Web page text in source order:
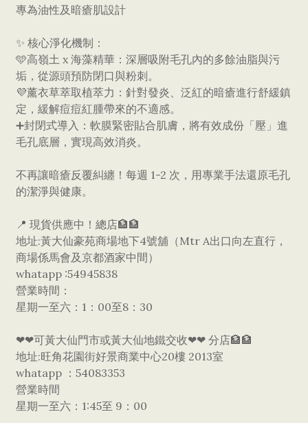
專為油性及暗瘡肌設計
​✨ 核心淨化機制：
🩵​高嶺土 x 海藻精華：深層吸附毛孔內的多餘油脂與污
垢，從源頭預防閉口與粉刺。
💜​薰衣草萃取植萃力：針對發炎、泛紅的暗瘡進行舒緩鎮
定，緩解痘痘紅腫帶來的不適感。
➕​封閉式導入：軟膜緊密貼合肌膚，將有效成份「壓」進
毛孔底層，實現高效消炎。
​不再讓暗瘡反覆糾纏！每週 1-2 次，用專業手法還原毛孔
的潔淨與健康。
​📍 現貨供應中！總店🏦🏦
地址:黃大仙豪苑商場地下4號舖（Mtr A出口向左直行，
商場係馬會及京都酒家中間）
whatapp :54945838
營業時間：
星期一至六：1：00至8：30
❤❤可黃大仙門市或黃大仙地鐵交收❤❤ 分店🏦🏦
地址:旺角花園街好景商業中心20樓 2013室
whatapp ：54083353
營業時間
星期一至六：1:45至 9：00